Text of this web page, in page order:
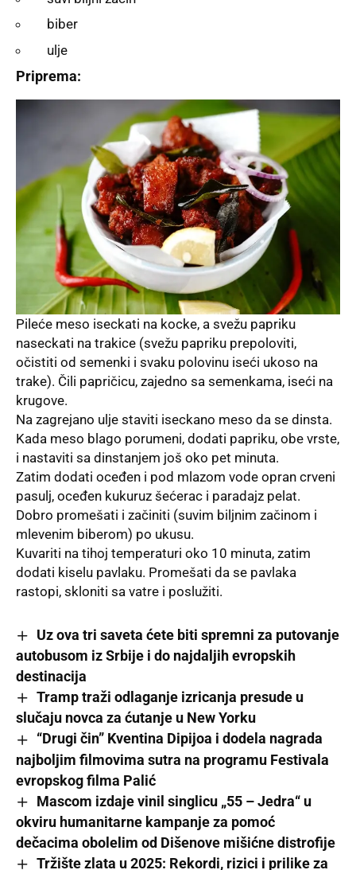
biber
ulje
Priprema:
Pileće meso iseckati na kocke, a svežu papriku
naseckati na trakice (svežu papriku prepoloviti,
očistiti od semenki i svaku polovinu iseći ukoso na
trake). Čili papričicu, zajedno sa semenkama, iseći na
krugove.
Na zagrejano ulje staviti iseckano meso da se dinsta.
Kada meso blago porumeni, dodati papriku, obe vrste,
i nastaviti sa dinstanjem još oko pet minuta.
Zatim dodati oceđen i pod mlazom vode opran crveni
pasulj, oceđen kukuruz šećerac i paradajz pelat.
Dobro promešati i začiniti (suvim biljnim začinom i
mlevenim biberom) po ukusu.
Kuvariti na tihoj temperaturi oko 10 minuta, zatim
dodati kiselu pavlaku. Promešati da se pavlaka
rastopi, skloniti sa vatre i poslužiti.
Uz ova tri saveta ćete biti spremni za putovanje
autobusom iz Srbije i do najdaljih evropskih
destinacija
Tramp traži odlaganje izricanja presude u
slučaju novca za ćutanje u New Yorku
“Drugi čin” Kventina Dipijoa i dodela nagrada
najboljim filmovima sutra na programu Festivala
evropskog filma Palić
Mascom izdaje vinil singlicu „55 – Jedrа“ u
okviru humanitarne kampanje za pomoć
dečacima obolelim od Dišenove mišićne distrofije
Tržište zlata u 2025: Rekordi, rizici i prilike za